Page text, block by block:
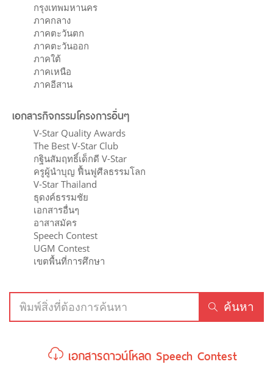
กรุงเทพมหานคร
ภาคกลาง
ภาคตะวันตก
ภาคตะวันออก
ภาคใต้
ภาคเหนือ
ภาคอีสาน
เอกสารกิจกรรมโครงการอื่นๆ
V-Star Quality Awards
The Best V-Star Club
กฐินสัมฤทธิ์เด็กดี V-Star
ครูผู้นำบุญ ฟื้นฟูศีลธรรมโลก
V-Star Thailand
ธุดงค์ธรรมชัย
เอกสารอื่นๆ
อาสาสมัคร
Speech Contest
UGM Contest
เขตพื้นที่การศึกษา
ค้นหา
เอกสารดาวน์โหลด Speech Contest